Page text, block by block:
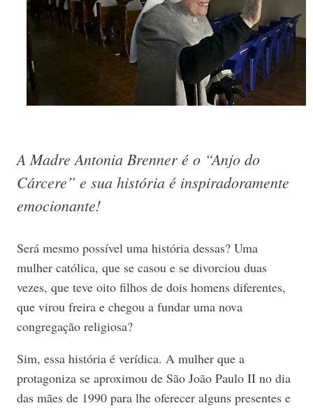
A Madre Antonia Brenner é o “Anjo do
Cárcere” e sua história é inspiradoramente
emocionante!
Será mesmo possível uma história dessas? Uma
mulher católica, que se casou e se divorciou duas
vezes, que teve oito filhos de dois homens diferentes,
que virou freira e chegou a fundar uma nova
congregação religiosa?
Sim, essa história é verídica. A mulher que a
protagoniza se aproximou de São João Paulo II no dia
das mães de 1990 para lhe oferecer alguns presentes e